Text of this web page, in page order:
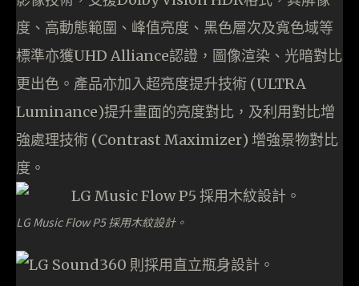
度、高動態範圍、峰值亮度、黑色層次及寬色域等
標準亦獲UHD Alliance認證，圖像渲染、光暗對比
更出色。產品亦加入超亮度提升技術 (ULTRA
Luminance)提升畫面的亮度對比，及利用對比增
強處理技術 (Contrast Maximizer) 增強景物對比
度。
LG Music Flow P5 採用木紋設計。